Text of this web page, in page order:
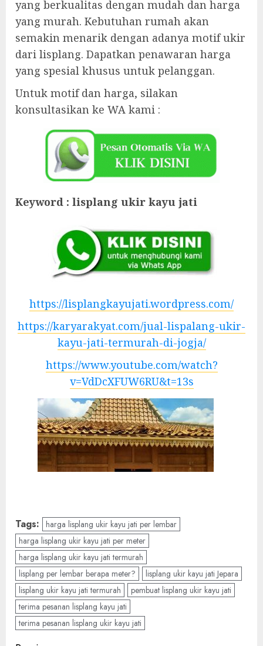
yang berkualitas dengan mudah dan harga
yang murah. Kebutuhan rumah akan
semakin menarik dengan adanya motif ukir
dari lisplang. Dapatkan penawaran harga
yang spesial khusus untuk pelanggan.
Untuk motif dan harga, silakan
konsultasikan ke WA kami :
Keyword : lisplang ukir kayu jati
https://lisplangkayujati.wordpress.com/
https://karyarakyat.com/jual-lispalang-ukir-
kayu-jati-termurah-di-jogja/
https://www.youtube.com/watch?
v=VdDcXFUW6RU&t=13s
Tags: harga lisplang ukir kayu jati per lembar
harga lisplang ukir kayu jati per meter
harga lisplang ukir kayu jati termurah
lisplang per lembar berapa meter?
lisplang ukir kayu jati Jepara
lisplang ukir kayu jati termurah
pembuat lisplang ukir kayu jati
terima pesanan lisplang kayu jati
terima pesanan lisplang ukir kayu jati